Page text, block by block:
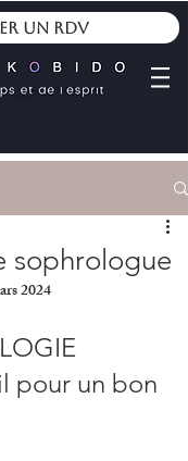
un RDV
sophrologue
2024
pour un bon